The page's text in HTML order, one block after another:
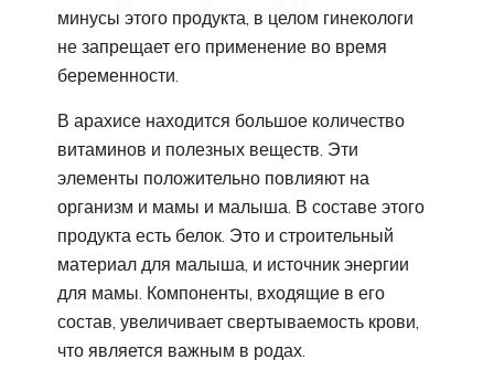
минусы этого продукта, в целом гинекологи
не запрещает его применение во время
беременности.
В арахисе находится большое количество
витаминов и полезных веществ. Эти
элементы положительно повлияют на
организм и мамы и малыша. В составе этого
продукта есть белок. Это и строительный
материал для малыша, и источник энергии
для мамы. Компоненты, входящие в его
состав, увеличивает свертываемость крови,
что является важным в родах.